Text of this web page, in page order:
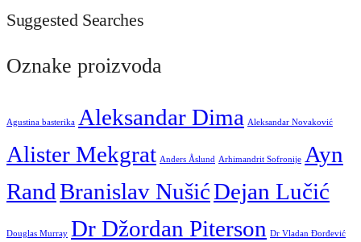
Suggested Searches
Oznake proizvoda
Agustina basterika Aleksandar Dima Aleksandar Novaković
Alister Mekgrat Anders Åslund Arhimandrit Sofronije Ayn
RandBranislav NušićDejan Lučić
Douglas Murray Dr Džordan Piterson Dr Vladan Đorđević